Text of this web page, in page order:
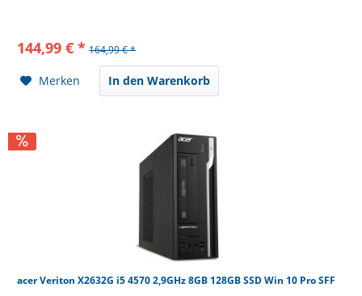
144,99 € * 164,99 € *
Merken In den Warenkorb
acer Veriton X2632G i5 4570 2,9GHz 8GB 128GB SSD Win 10 Pro SFF